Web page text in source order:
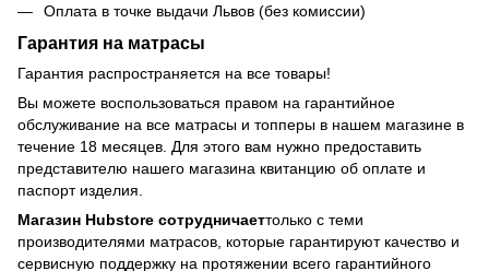
Оплата в точке выдачи Львов (без комиссии)
Гарантия на матрасы
Гарантия распространяется на все товары!
Вы можете воспользоваться правом на гарантийное
обслуживание на все матрасы и топперы в нашем магазине в
течение 18 месяцев. Для этого вам нужно предоставить
представителю нашего магазина квитанцию об оплате и
паспорт изделия.
Магазин Hubstore сотрудничаеттолько с теми
производителями матрасов, которые гарантируют качество и
сервисную поддержку на протяжении всего гарантийного